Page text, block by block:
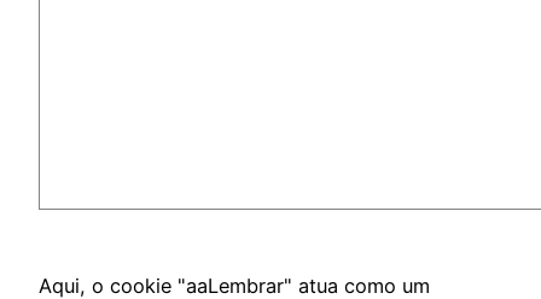
Aqui, o cookie "aaLembrar" atua como um